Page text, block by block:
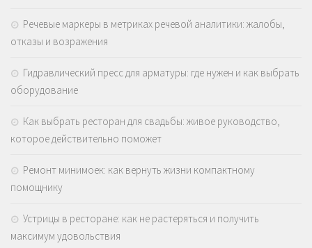
Речевые маркеры в метриках речевой аналитики: жалобы,
отказы и возражения
Гидравлический пресс для арматуры: где нужен и как выбрать
оборудование
Как выбрать ресторан для свадьбы: живое руководство,
которое действительно поможет
Ремонт минимоек: как вернуть жизни компактному
помощнику
Устрицы в ресторане: как не растеряться и получить
максимум удовольствия